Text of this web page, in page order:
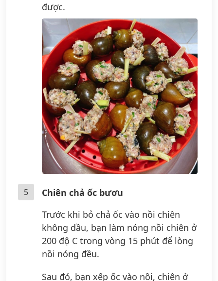
được.
5
Chiên chả ốc bươu
Trước khi bỏ chả ốc vào nồi chiên
không dầu, bạn làm nóng nồi chiên ở
200 độ C trong vòng 15 phút để lòng
nồi nóng đều.
Sau đó, bạn xếp ốc vào nồi, chiên ở